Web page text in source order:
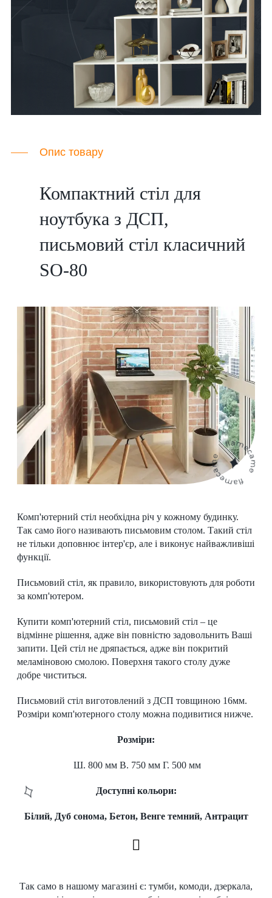
Опис товару
Компактний стіл для
ноутбука з ДСП,
письмовий стіл класичний
SO-80
Комп'ютерний стіл необхідна річ у кожному будинку.
Так само його називають письмовим столом. Такий стіл
не тільки доповнює інтер'єр, але і виконує найважливіші
функції.
Письмовий стіл, як правило, використовують для роботи
за комп'ютером.
Купити комп'ютерний стіл, письмовий стіл – це
відмінне рішення, адже він повністю задовольнить Ваші
запити. Цей стіл не дряпається, адже він покритий
меламіновою смолою. Поверхня такого столу дуже
добре чиститься.
Письмовий стіл виготовлений з ДСП товщиною 16мм.
Розміри комп'ютерного столу можна подивитися нижче.
Розміри:
Ш. 800 мм В. 750 мм Г. 500 мм
Доступні кольори:
Білий, Дуб сонома, Бетон, Венге темний, Антрацит
Так само в нашому магазині є: тумби, комоди, дзеркала,